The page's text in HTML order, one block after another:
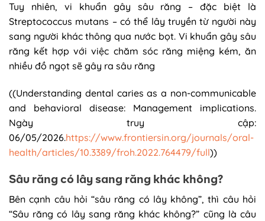
Tuy nhiên, vi khuẩn gây sâu răng – đặc biệt là
Streptococcus mutans – có thể lây truyền từ người này
sang người khác thông qua nước bọt. Vi khuẩn gây sâu
răng kết hợp với việc chăm sóc răng miệng kém, ăn
nhiều đồ ngọt sẽ gây ra sâu răng
((Understanding dental caries as a non-communicable
and behavioral disease: Management implications.
Ngày truy cập:
06/05/2026.https://www.frontiersin.org/journals/oral-
health/articles/10.3389/froh.2022.764479/full))
Sâu răng có lây sang răng khác không?
Bên cạnh câu hỏi “sâu răng có lây không”, thì câu hỏi
“Sâu răng có lây sang răng khác không?” cũng là câu